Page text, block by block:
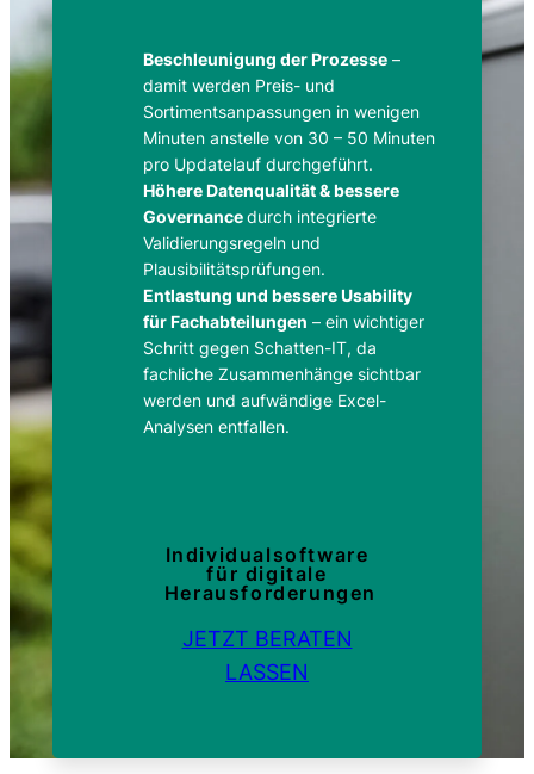
Beschleunigung der Prozesse–
damit werden Preis- und
Sortimentsanpassungen in wenigen
Minuten anstelle von 30 – 50 Minuten
pro Updatelauf durchgeführt.
Höhere Datenqualität & bessere
Governancedurch integrierte
Validierungsregeln und
Plausibilitätsprüfungen.
Entlastung und bessere Usability
für Fachabteilungen – ein wichtiger
Schritt gegen Schatten-IT, da
fachliche Zusammenhänge sichtbar
werden und aufwändige Excel-
Analysen entfallen.
Individualsoftware
für digitale
Herausforderungen
JETZT BERATEN
LASSEN